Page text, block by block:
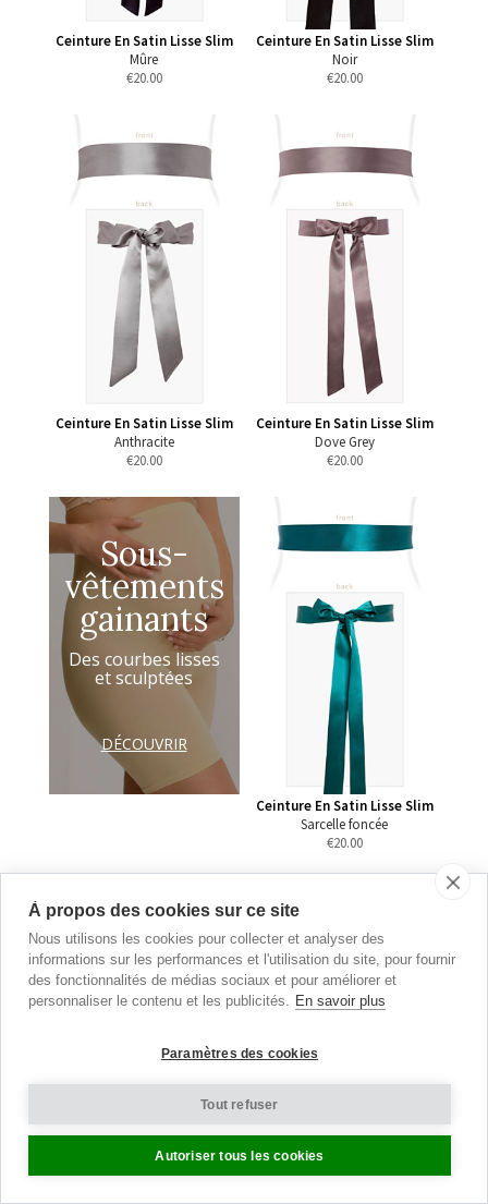
Ceinture En Satin Lisse Slim
Mûre
€20.00
Ceinture En Satin Lisse Slim
Noir
€20.00
Ceinture En Satin Lisse Slim
Anthracite
€20.00
Ceinture En Satin Lisse Slim
Dove Grey
€20.00
Sous-
vêtements
gainants
Des courbes lisses
et sculptées
DÉCOUVRIR
Ceinture En Satin Lisse Slim
Sarcelle foncée
€20.00
À propos des cookies sur ce site
Nous utilisons les cookies pour collecter et analyser des
informations sur les performances et l'utilisation du site, pour fournir
des fonctionnalités de médias sociaux et pour améliorer et
personnaliser le contenu et les publicités. En savoir plus
Paramètres des cookies
Tout refuser
Autoriser tous les cookies